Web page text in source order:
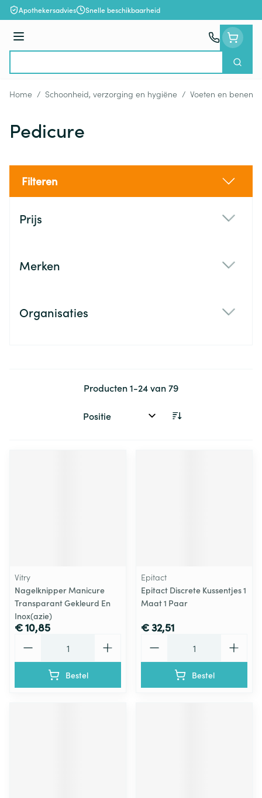
Ga naar de inhoud
Apothekersadvies Snelle beschikbaarheid
Menu
Zoek
Home / Schoonheid, verzorging en hygiëne / Voeten en benen
Pedicure
Filteren
Prijs
Merken
Organisaties
Producten1-24van79
Sorteer op:
Vitry
Nagelknipper Manicure
Transparant Gekleurd En
Inox(azie)
€ 10,85
Bestel
Epitact
Epitact Discrete Kussentjes 1
Maat 1 Paar
€ 32,51
Bestel